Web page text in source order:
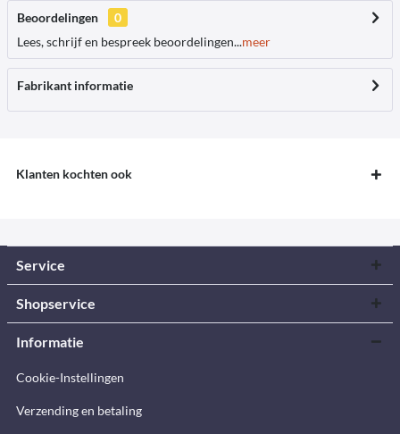
Beoordelingen
0
Lees, schrijf en bespreek beoordelingen...meer
Fabrikant informatie
Klanten kochten ook
Service
Shopservice
Informatie
Cookie-Instellingen
Verzending en betaling